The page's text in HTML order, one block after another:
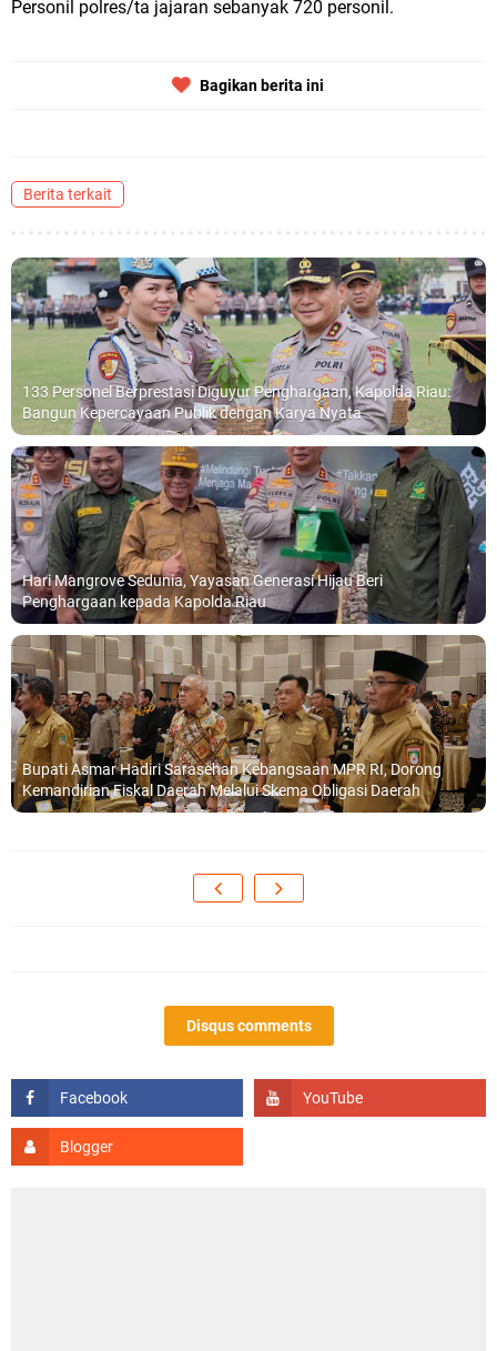
Personil polres/ta jajaran sebanyak 720 personil.
Bagikan berita ini
Berita terkait
133 Personel Berprestasi Diguyur Penghargaan, Kapolda Riau:
Bangun Kepercayaan Publik dengan Karya Nyata
Hari Mangrove Sedunia, Yayasan Generasi Hijau Beri
Penghargaan kepada Kapolda Riau
Bupati Asmar Hadiri Sarasehan Kebangsaan MPR RI, Dorong
Kemandirian Fiskal Daerah Melalui Skema Obligasi Daerah
Disqus comments